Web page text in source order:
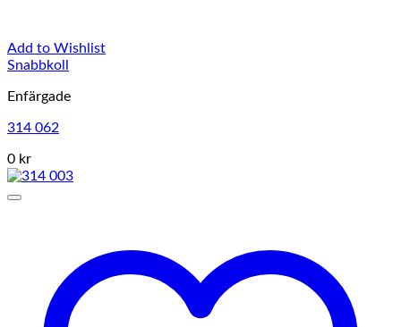
Add to Wishlist
Snabbkoll
Enfärgade
314 062
0 kr